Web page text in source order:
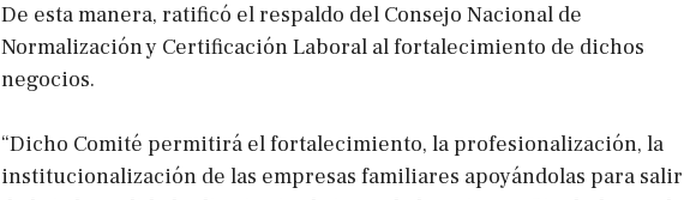
De esta manera, ratificó el respaldo del Consejo Nacional de
Normalización y Certificación Laboral al fortalecimiento de dichos
negocios.
“Dicho Comité permitirá el fortalecimiento, la profesionalización, la
institucionalización de las empresas familiares apoyándolas para salir